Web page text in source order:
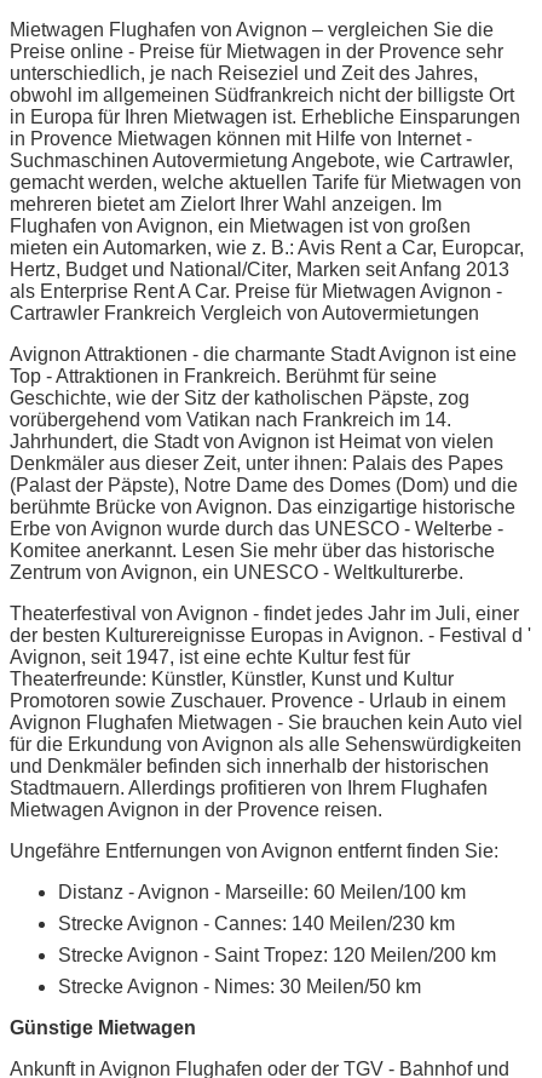
Mietwagen Flughafen von Avignon – vergleichen Sie die
Preise online - Preise für Mietwagen in der Provence sehr
unterschiedlich, je nach Reiseziel und Zeit des Jahres,
obwohl im allgemeinen Südfrankreich nicht der billigste Ort
in Europa für Ihren Mietwagen ist. Erhebliche Einsparungen
in Provence Mietwagen können mit Hilfe von Internet -
Suchmaschinen Autovermietung Angebote, wie Cartrawler,
gemacht werden, welche aktuellen Tarife für Mietwagen von
mehreren bietet am Zielort Ihrer Wahl anzeigen. Im
Flughafen von Avignon, ein Mietwagen ist von großen
mieten ein Automarken, wie z. B.: Avis Rent a Car, Europcar,
Hertz, Budget und National/Citer, Marken seit Anfang 2013
als Enterprise Rent A Car. Preise für Mietwagen Avignon -
Cartrawler Frankreich Vergleich von Autovermietungen
Avignon Attraktionen - die charmante Stadt Avignon ist eine
Top - Attraktionen in Frankreich. Berühmt für seine
Geschichte, wie der Sitz der katholischen Päpste, zog
vorübergehend vom Vatikan nach Frankreich im 14.
Jahrhundert, die Stadt von Avignon ist Heimat von vielen
Denkmäler aus dieser Zeit, unter ihnen: Palais des Papes
(Palast der Päpste), Notre Dame des Domes (Dom) und die
berühmte Brücke von Avignon. Das einzigartige historische
Erbe von Avignon wurde durch das UNESCO - Welterbe -
Komitee anerkannt. Lesen Sie mehr über das historische
Zentrum von Avignon, ein UNESCO - Weltkulturerbe.
Theaterfestival von Avignon - findet jedes Jahr im Juli, einer
der besten Kulturereignisse Europas in Avignon. - Festival d '
Avignon, seit 1947, ist eine echte Kultur fest für
Theaterfreunde: Künstler, Künstler, Kunst und Kultur
Promotoren sowie Zuschauer. Provence - Urlaub in einem
Avignon Flughafen Mietwagen - Sie brauchen kein Auto viel
für die Erkundung von Avignon als alle Sehenswürdigkeiten
und Denkmäler befinden sich innerhalb der historischen
Stadtmauern. Allerdings profitieren von Ihrem Flughafen
Mietwagen Avignon in der Provence reisen.
Ungefähre Entfernungen von Avignon entfernt finden Sie:
Distanz - Avignon - Marseille: 60 Meilen/100 km
Strecke Avignon - Cannes: 140 Meilen/230 km
Strecke Avignon - Saint Tropez: 120 Meilen/200 km
Strecke Avignon - Nimes: 30 Meilen/50 km
Günstige Mietwagen
Ankunft in Avignon Flughafen oder der TGV - Bahnhof und